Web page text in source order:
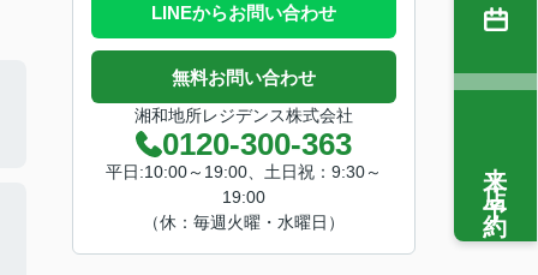
LINEからお問い合わせ
無料お問い合わせ
湘和地所レジデンス株式会社
0120-300-363
平日:10:00～19:00、土日祝：9:30～
19:00
（休：毎週火曜・水曜日）
来店予約